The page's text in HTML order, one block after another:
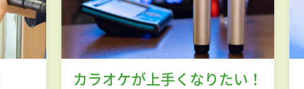
カラオケが上手くなりたい！